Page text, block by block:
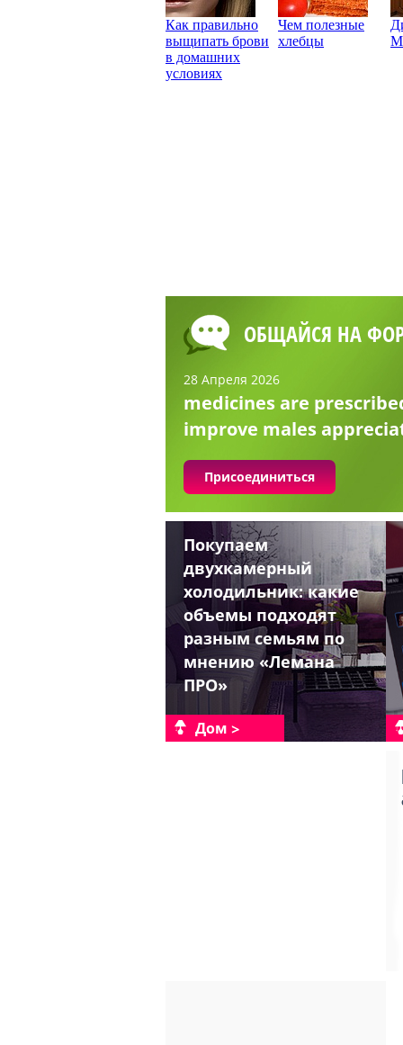
Как правильно
выщипать брови
в домашних
условиях
Чем полезные
хлебцы
ОБЩАЙСЯ НА
28 Апреля 2026
medicines are
improve males
Присоединиться
Покупаем
двухкамерный
холодильник: какие
объемы подходят
разным семьям по
мнению «Лемана
ПРО»
Дом